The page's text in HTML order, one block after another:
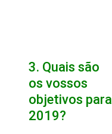
3. Quais são
os vossos
objetivos para
2019?